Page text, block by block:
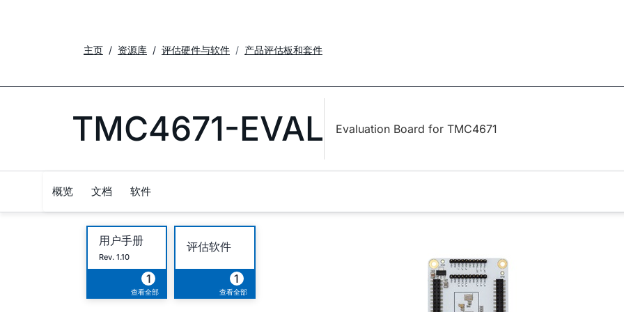
主页 资源库 评估硬件与软件 产品评估板和套件
TMC4671-EVAL Evaluation Board for TMC4671
概览 文档 软件
用户手册
Rev. 1.10
1
查看全部
评估软件
1
查看全部